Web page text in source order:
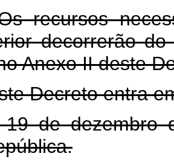
recursos
decorrerão
Anexo II deste
Decreto entra
19 de dezembro